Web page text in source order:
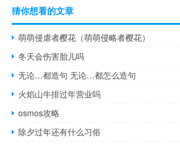
猜你想看的文章
萌萌侵虐者樱花（萌萌侵略者樱花）
冬天会伤害胎儿吗
无论…都造句 无论…都怎么造句
火焰山牛排过年营业吗
osmos攻略
除夕过年还有什么习俗